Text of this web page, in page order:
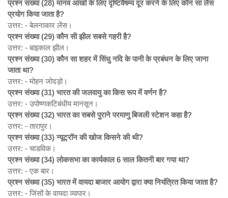
प्रश्न संख्या (28) मानव आंखों के लिए दृष्टिवैषम्य दूर करने के लिए कौन सा लैस
प्रयोग किया जाता है?
उत्तर: - बेलनाकार लेंस।
प्रश्न संख्या (29) कौन सी झील सबसे गहरी है?
उत्तर: - बाइकाल झील।
प्रश्न संख्या (30) कौन सा शहर में सिंधु नदि के पानी के प्रबंधन के लिए जाना
जाता था?
उत्तर: - मोहन जोदड़ो।
प्रश्न संख्या (31) भारत की जलवायु का किस रूप में वर्णन है?
उत्तर: - उपोष्णकटिबंधीय मानसून।
प्रश्न संख्या (32) भारत का सबसे पुराने परमाणु बिजली स्टेशन कहा है?
उत्तर: - तारापुर।
प्रश्न संख्या (33) न्यूट्रॉन की खोज किसने की थी?
उत्तर: - चाडविक।
प्रश्न संख्या (34) लोकसभा का कार्यकाल 6 साल कितनी बार गया था?
उत्तर: - एक बार।
प्रश्न संख्या (35) भारत में वायदा बाजार आयोग द्वारा क्या नियंत्रित किया जाता है?
उत्तर: - जिंसों के वायदा व्यापार।